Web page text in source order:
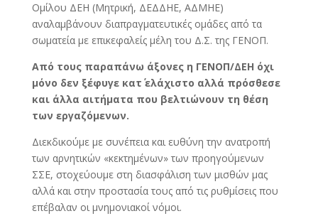
Ομίλου ΔΕΗ (Μητρική, ΔΕΔΔΗΕ, ΑΔΜΗΕ)
αναλαμβάνουν διαπραγματευτικές ομάδες από τα
σωματεία με επικεφαλείς μέλη του Δ.Σ. της ΓΕΝΟΠ.
Από τους παραπάνω άξονες η ΓΕΝΟΠ/ΔΕΗ όχι
μόνο δεν ξέφυγε κατ΄ ελάχιστο αλλά πρόσθεσε
και άλλα αιτήματα που βελτιώνουν τη θέση
των εργαζόμενων.
Διεκδικούμε με συνέπεια και ευθύνη την ανατροπή
των αρνητικών «κεκτημένων» των προηγούμενων
ΣΣΕ, στοχεύουμε στη διασφάλιση των μισθών μας
αλλά και στην προστασία τους από τις ρυθμίσεις που
επέβαλαν οι μνημονιακοί νόμοι.